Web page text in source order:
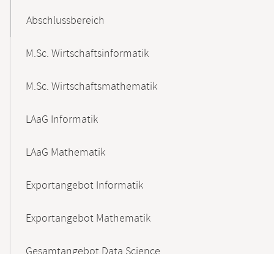
Abschlussbereich
M.Sc. Wirtschaftsinformatik
M.Sc. Wirtschaftsmathematik
LAaG Informatik
LAaG Mathematik
Exportangebot Informatik
Exportangebot Mathematik